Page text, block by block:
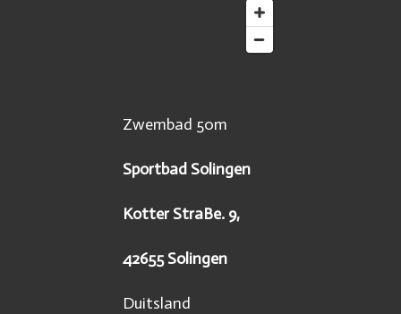
Zwembad 50m
Sportbad Solingen
Kotter StraBe. 9,
42655 Solingen
Duitsland